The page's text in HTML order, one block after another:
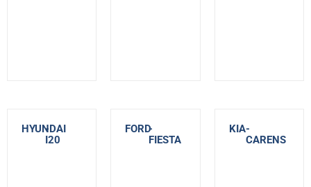
HYUNDAI
-
I20
FORD-
FIESTA
KIA-
CARENS